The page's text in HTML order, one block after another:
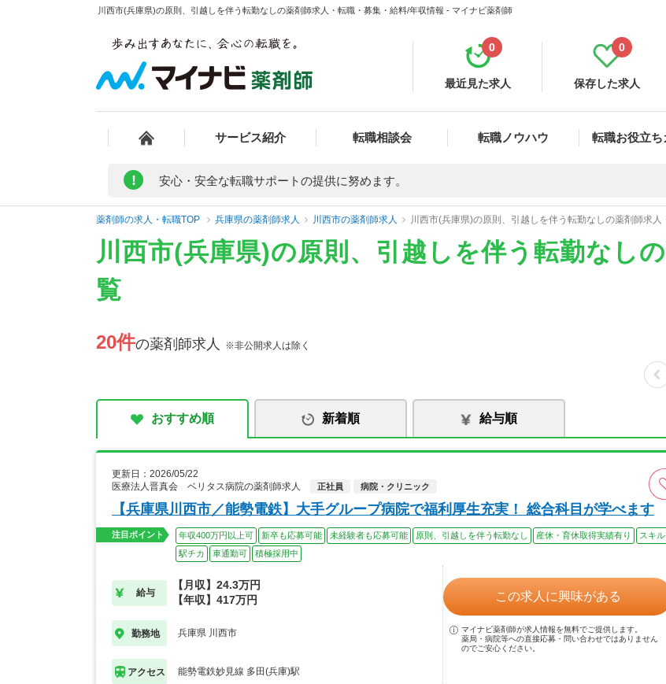
川西市(兵庫県)の原則、引越しを伴う転勤なしの薬剤師求人・転職・募集・給料/年収情報 - マイナビ薬剤師
最近見た求人
0
保存した求人
0
サービス紹介 転職相談会 転職ノウハウ 転職お役立ち
! 安心・安全な転職サポートの提供に努めます。
薬剤師の求人・転職TOP 兵庫県の薬剤師求人 川西市の薬剤師求人 川西市(兵庫県)の原則、引越しを伴う転勤なしの薬剤師求人
川西市(兵庫県)の原則、引越しを伴う転勤なし
覧
20件の薬剤師求人 ※非公開求人は除く
おすすめ順 新着順 給与順
更新日：2026/05/22
医療法人晋真会 ベリタス病院の薬剤師求人
正社員 病院・クリニック
【兵庫県川西市／能勢電鉄】大手グループ病院で福利厚生充実！ 総合科目が学べます
注目ポイント 年収400万円以上可 新卒も応募可能 未経験者も応募可能 原則、引越しを伴う転勤なし 産休・育休取得実績有り
スキ
駅チカ
車通勤可 積極採用中
給与
【月収】24.3万円
【年収】417万円
勤務地 兵庫県 川西市
アクセス 能勢電鉄妙見線 多田(兵庫)駅
この求人に興味がある
マイナビ薬剤師が求人情報を無料でご提供します。
薬局・病院等への直接応募・問い合わせではありません
のでご安心ください。